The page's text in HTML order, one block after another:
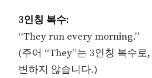
3인칭 복수:
“They run every morning.”
(주어 “They”는 3인칭 복수로
변하지 않습니다.)